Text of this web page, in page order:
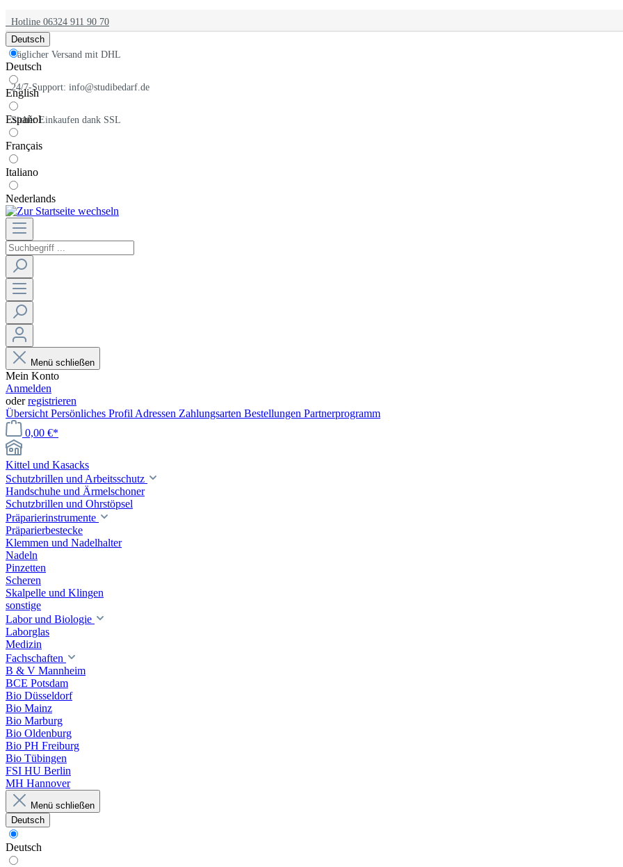
Hotline 06324 911 90 70
Täglicher Versand mit DHL
24/7-Support: info@studibedarf.de
Sicher Einkaufen dank SSL
Deutsch
Deutsch
English
Español
Français
Italiano
Nederlands
Menü schließen
Mein Konto
Anmelden
oderregistrieren
Übersicht Persönliches Profil Adressen Zahlungsarten Bestellungen Partnerprogramm
0,00 €*
Kittel und Kasacks
Schutzbrillen und Arbeitsschutz
Handschuhe und Ärmelschoner
Schutzbrillen und Ohrstöpsel
Präparierinstrumente
Präparierbestecke
Klemmen und Nadelhalter
Nadeln
Pinzetten
Scheren
Skalpelle und Klingen
sonstige
Labor und Biologie
Laborglas
Medizin
Fachschaften
B & V Mannheim
BCE Potsdam
Bio Düsseldorf
Bio Mainz
Bio Marburg
Bio Oldenburg
Bio PH Freiburg
Bio Tübingen
FSI HU Berlin
MH Hannover
Menü schließen
Deutsch
Deutsch